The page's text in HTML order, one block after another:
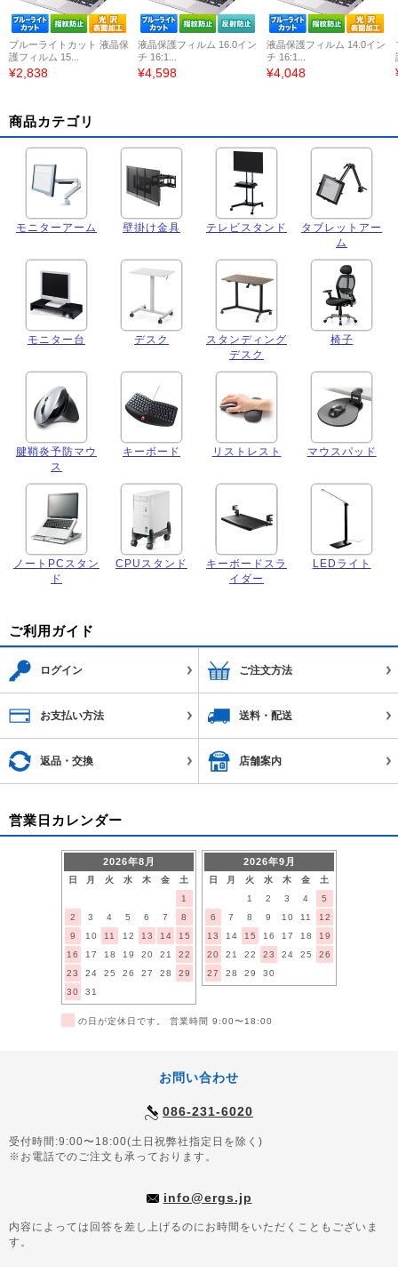
ブルーライトカット 液晶保
護フィルム 15...
¥2,838
液晶保護フィルム 16.0イン
チ 16:1...
¥4,598
液晶保護フィルム 14.0イン
チ 16:1...
¥4,048
商品カテゴリ
モニターアーム 壁掛け金具 テレビスタンド
タブレットアー
ム
モニター台 デスク
スタンディング
デスク
椅子
腱鞘炎予防マウ
ス
キーボード リストレスト マウスパッド
ノートPCスタン
ド
CPUスタンド
キーボードスラ
イダー
LEDライト
ご利用ガイド
ログイン ご注文方法
お支払い方法 送料・配送
返品・交換 店舗案内
営業日カレンダー
2026年8月
日 月 火 水 木 金
土
1
2
3 4 5 6 7
8
9
10 11 12 13 14
15
16
17 18 19 20 21
22
23
24 25 26 27 28
29
30
31
2026年9月
日 月 火 水 木 金
土
1
2 3 4
5
6
7 8 9 10 11
12
13
14 15 16 17 18
19
20
21 22 23 24 25
26
27
28 29 30
の日が定休日です。 営業時間 9:00〜18:00
お問い合わせ
086-231-6020
受付時間:9:00〜18:00(土日祝弊社指定日を除く)
※お電話でのご注文も承っております。
info@ergs.jp
内容によっては回答を差し上げるのにお時間をいただくこともございま
す。